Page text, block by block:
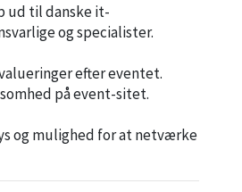
ud til danske it-
og specialister.
efter eventet.
på event-sitet.
og mulighed for at netværke